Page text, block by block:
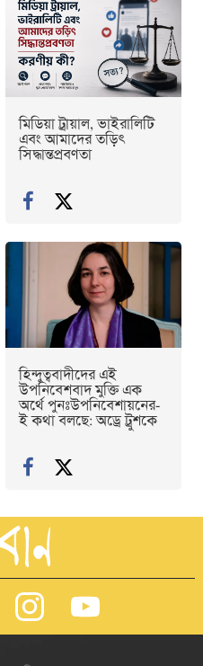
মিডিয়া ট্রায়াল, ভাইরালিটি
এবং আমাদের তড়িৎ
সিদ্ধান্তপ্রবণতা
হিন্দুত্ববাদীদের এই
উপনিবেশবাদ মুক্তি এক
অর্থে পুনঃউপনিবেশায়নের-
ই কথা বলছে: অড্রে ট্রুশকে